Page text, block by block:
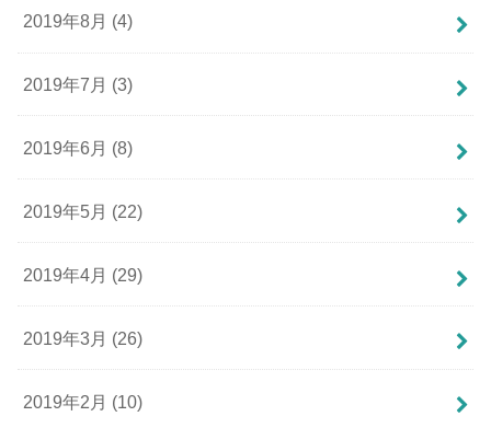
2019年8月 (4)
2019年7月 (3)
2019年6月 (8)
2019年5月 (22)
2019年4月 (29)
2019年3月 (26)
2019年2月 (10)